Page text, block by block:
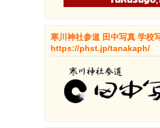
寒川神社参道 田中写真 学校
https://phst.jp/tanakaph/